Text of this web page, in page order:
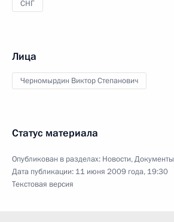
СНГ
Лица
Черномырдин Виктор Степанович
Статус материала
Опубликован в разделах: Новости,Документы
Дата публикации: 11 июня 2009 года, 19:30
Текстовая версия